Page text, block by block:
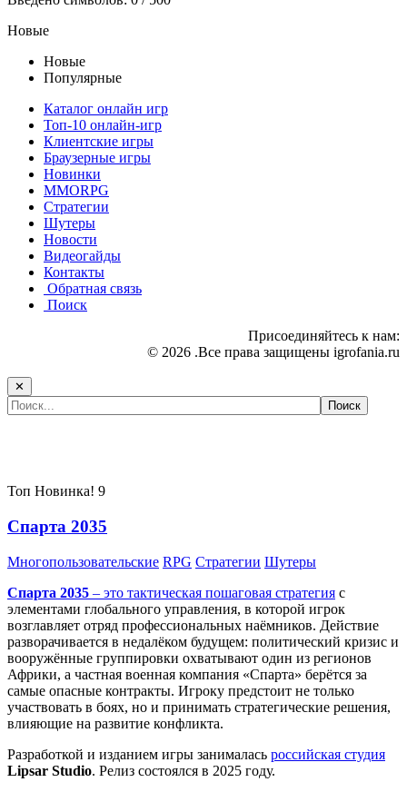
Новые
Новые
Популярные
Каталог онлайн игр
Топ-10 онлайн-игр
Клиентские игры
Браузерные игры
Новинки
MMORPG
Стратегии
Шутеры
Новости
Видеогайды
Контакты
Обратная связь
Поиск
Присоединяйтесь к нам:
© 2026 .Все права защищены igrofania.ru
✕
Топ Новинка! 9
Спарта 2035
Многопользовательские RPG Стратегии Шутеры
Спарта 2035 – это тактическая пошаговая стратегия с
элементами глобального управления, в которой игрок
возглавляет отряд профессиональных наёмников. Действие
разворачивается в недалёком будущем: политический кризис и
вооружённые группировки охватывают один из регионов
Африки, а частная военная компания «Спарта» берётся за
самые опасные контракты. Игроку предстоит не только
участвовать в боях, но и принимать стратегические решения,
влияющие на развитие конфликта.
Разработкой и изданием игры занималась российская студия
Lipsar Studio. Релиз состоялся в 2025 году.